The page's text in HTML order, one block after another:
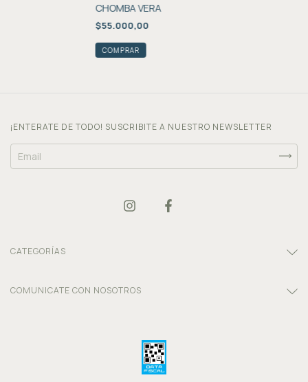
CHOMBA VERA
$55.000,00
COMPRAR
¡ENTERATE DE TODO! SUSCRIBITE A NUESTRO NEWSLETTER
CATEGORÍAS
COMUNICATE CON NOSOTROS